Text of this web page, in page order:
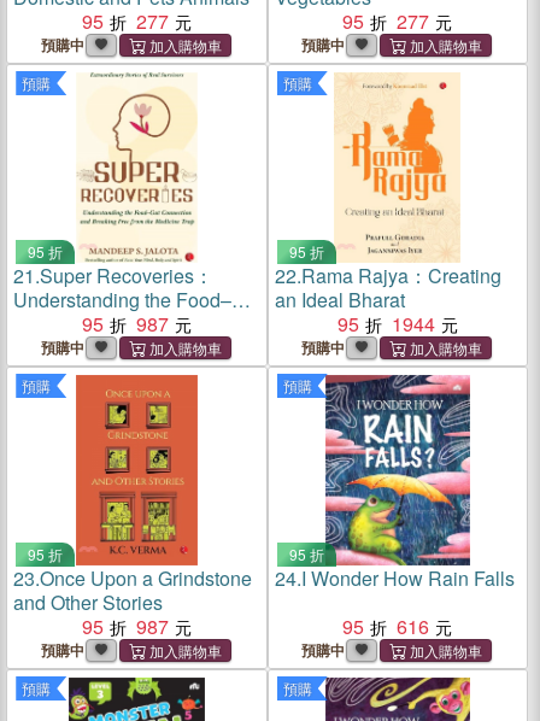
95
277
預購中
95
277
預購中
預購
95 折
21.Super Recoveries：
Understanding the Food–
Gut Connection and
Breaking Free from the
Medicine Trap
95 987
預購中
預購
95 折
22.Rama Rajya：Creating
an Ideal Bharat
95
1944
預購中
預購
95 折
23.Once Upon a Grindstone
and Other Stories
95
987
預購中
預購
95 折
24.I Wonder How Rain Falls
95
616
預購中
預購 預購